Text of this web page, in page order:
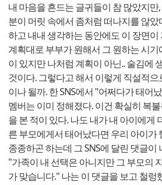
내 마음을 흔드는 글귀들이 참 많았지만
분이 머릿 속에서 좀처럼 떠나지를 않
하고 내내 생각하는 동안에도 이 장면
계획대로 부부가 원해서 그 원하는 시
이 있지만 나처럼 계획이 아닌.. 술김에
것이다. 그렇다고 해서 이렇게 직설적
이나 될까. 한 SNS에서 "어쩌다가 태어
멤버는 이미 정해졌다. 이건 확실히 복
을 본 적이 있다. 나도 내가 내 아이에게
른 부모에게서 태어났다면 우리 아이가
종종하곤 하는데 그 SNS에 달린 댓글이
"가족이 내 선택은 아니지만 그 부모의
가 맞습니다." 나는 이 댓글을 보고 철렁